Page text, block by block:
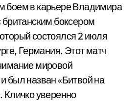
боем в карьере Владимира
боксером
состоялся 2 июля
Германия. Этот матч
мировой
был назван «Битвой на
Кличко уверенно